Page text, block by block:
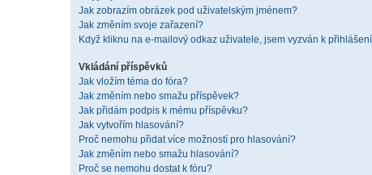
Jak zobrazím obrázek pod uživatelským jménem?
Jak změním svoje zařazení?
Když kliknu na e-mailový odkaz uživatele, jsem vyzván k
Vkládání příspěvků
Jak vložím téma do fóra?
Jak změním nebo smažu příspěvek?
Jak přidám podpis k mému příspěvku?
Jak vytvořím hlasování?
Proč nemohu přidat více možností pro hlasování?
Jak změním nebo smažu hlasování?
Proč se nemohu dostat k fóru?